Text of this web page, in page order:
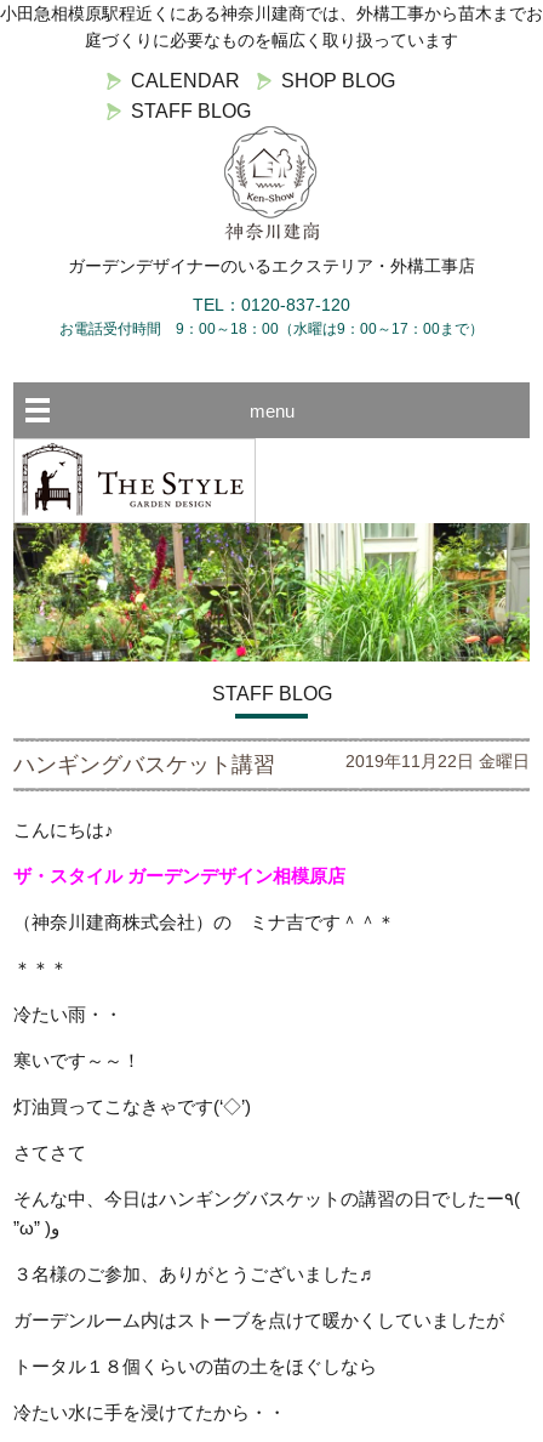
小田急相模原駅程近くにある神奈川建商では、外構工事から苗木までお
庭づくりに必要なものを幅広く取り扱っています
CALENDAR
SHOP BLOG
STAFF BLOG
ガーデンデザイナーのいるエクステリア・外構工事店
TEL：0120-837-120
お電話受付時間 9：00～18：00（水曜は9：00～17：00まで）
menu
STAFF BLOG
ハンギングバスケット講習 2019年11月22日 金曜日
こんにちは♪
ザ・スタイル ガーデンデザイン相模原店
（神奈川建商株式会社）の ミナ吉です＾＾＊
＊＊＊
冷たい雨・・
寒いです～～！
灯油買ってこなきゃです(‘◇’)ゞ
さてさて
そんな中、今日はハンギングバスケットの講習の日でしたー٩(
”ω” )و
３名様のご参加、ありがとうございました♬
ガーデンルーム内はストーブを点けて暖かくしていましたが
トータル１８個くらいの苗の土をほぐしなら
冷たい水に手を浸けてたから・・